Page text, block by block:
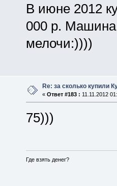
В июне 2012
000 р. Машина
мелочи:))))
Re: за сколько купили
« Ответ #183 : 11.11.2012
75)))
Где взять денег?